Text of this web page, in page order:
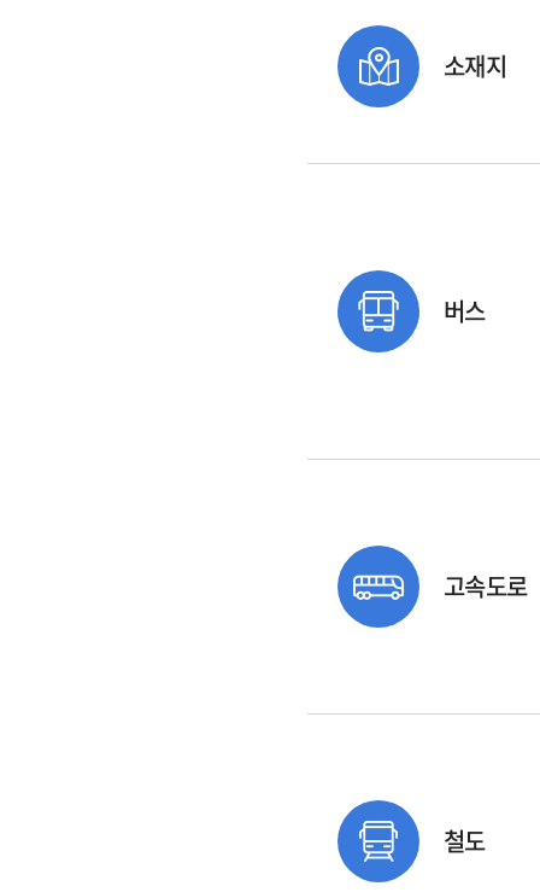
소재지
버스
고속도로
철도